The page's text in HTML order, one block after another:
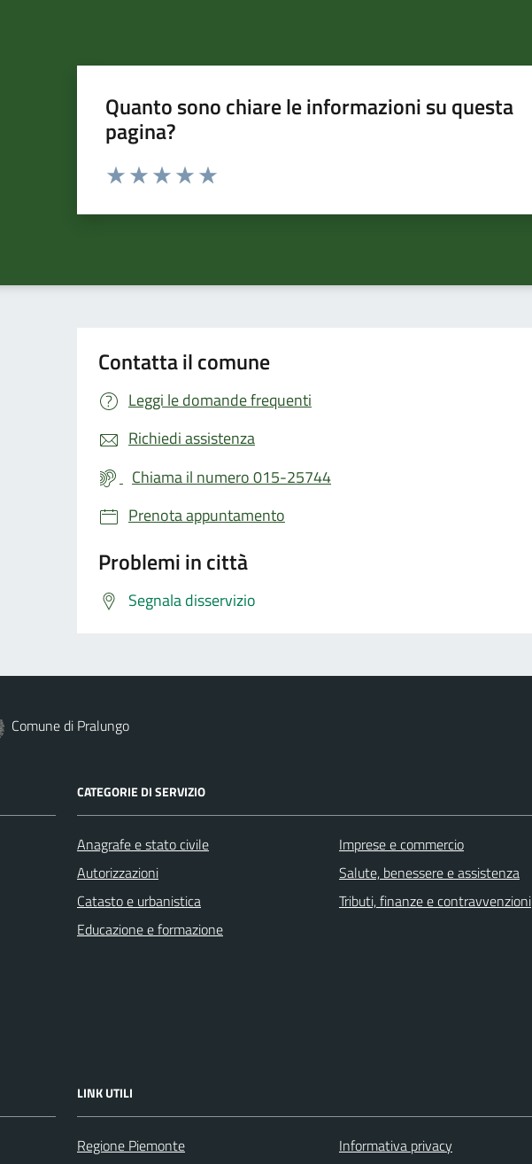
Quanto sono chiare le informazioni su questa
pagina?
Valuta da 1 a 5 stelle la pagina
Contatta il comune
Leggi le domande frequenti
Richiedi assistenza
Chiama il numero 015-25744
Prenota appuntamento
Problemi in città
Segnala disservizio
Comune di Pralungo
CATEGORIE DI SERVIZIO
Anagrafe e stato civile
Autorizzazioni
Catasto e urbanistica
Educazione e formazione
Imprese e commercio
Salute, benessere e assistenza
Tributi, finanze e contravvenzioni
LINK UTILI
Regione Piemonte
Informativa privacy